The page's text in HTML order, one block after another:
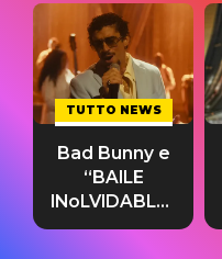
TUTTO NEWS
Bad Bunny e
“BAILE
INoLVIDABLE”:
testo,